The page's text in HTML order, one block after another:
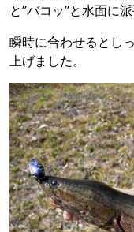
と”バコッ”と水面に
瞬時に合わせるとし
上げました。